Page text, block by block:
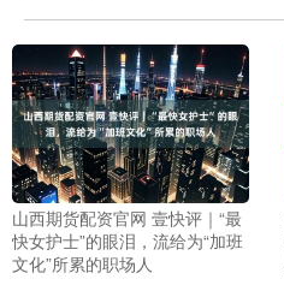
山西期货配资官网 壹快评｜“最
快女护士”的眼泪，流给为“加班
文化”所累的职场人